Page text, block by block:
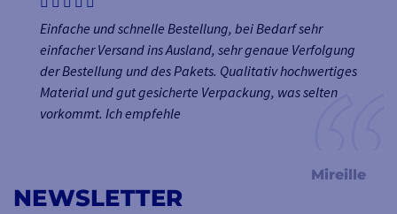
Einfache und schnelle Bestellung, bei Bedarf sehr
einfacher Versand ins Ausland, sehr genaue Verfolgung
der Bestellung und des Pakets. Qualitativ hochwertiges
Material und gut gesicherte Verpackung, was selten
vorkommt. Ich empfehle
Mireille
NEWSLETTER